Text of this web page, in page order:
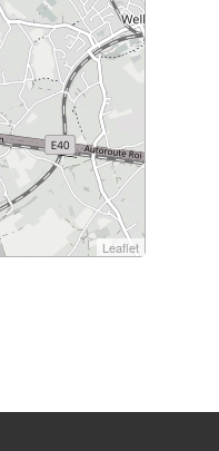
Leaflet